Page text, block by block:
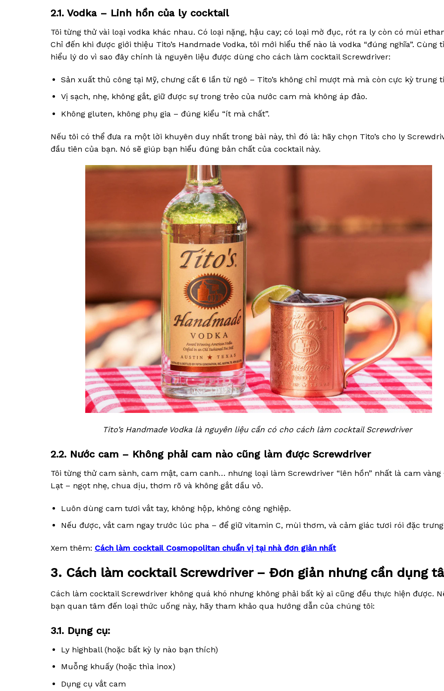
2.1. Vodka – Linh hồn của ly cocktail
Tôi từng thử vài loại vodka khác nhau. Có loại nặng, hậu cay; có loại mờ đục, rót ra ly còn có mùi
Chỉ đến khi được giới thiệu Tito’s Handmade Vodka, tôi mới hiểu thế nào là vodka “đúng nghĩa”. Cùng
hiểu lý do vì sao đây chính là nguyên liệu được dùng cho cách làm cocktail Screwdriver:
Sản xuất thủ công tại Mỹ, chưng cất 6 lần từ ngô – Tito’s không chỉ mượt mà mà còn cực kỳ trung
Vị sạch, nhẹ, không gắt, giữ được sự trong trẻo của nước cam mà không áp đảo.
Không gluten, không phụ gia – đúng kiểu “ít mà chất”.
Nếu tôi có thể đưa ra một lời khuyên duy nhất trong bài này, thì đó là: hãy chọn Tito’s cho ly
đầu tiên của bạn. Nó sẽ giúp bạn hiểu đúng bản chất của cocktail này.
Tito’s Handmade Vodka là nguyên liệu cần có cho cách làm cocktail Screwdriver
2.2. Nước cam – Không phải cam nào cũng làm được Screwdriver
Tôi từng thử cam sành, cam mật, cam canh… nhưng loại làm Screwdriver “lên hồn” nhất là cam vàng
Lạt – ngọt nhẹ, chua dịu, thơm rõ và không gắt dầu vỏ.
Luôn dùng cam tươi vắt tay, không hộp, không công nghiệp.
Nếu được, vắt cam ngay trước lúc pha – để giữ vitamin C, mùi thơm, và cảm giác tươi rói đặc
Xem thêm: Cách làm cocktail Cosmopolitan chuẩn vị tại nhà đơn giản nhất
3. Cách làm cocktail Screwdriver – Đơn giản nhưng cần dụng
Cách làm cocktail Screwdriver không quá khó nhưng không phải bất kỳ ai cũng đều thực hiện được.
bạn quan tâm đến loại thức uống này, hãy tham khảo qua hướng dẫn của chúng tôi:
3.1. Dụng cụ:
Ly highball (hoặc bất kỳ ly nào bạn thích)
Muỗng khuấy (hoặc thìa inox)
Dụng cụ vắt cam